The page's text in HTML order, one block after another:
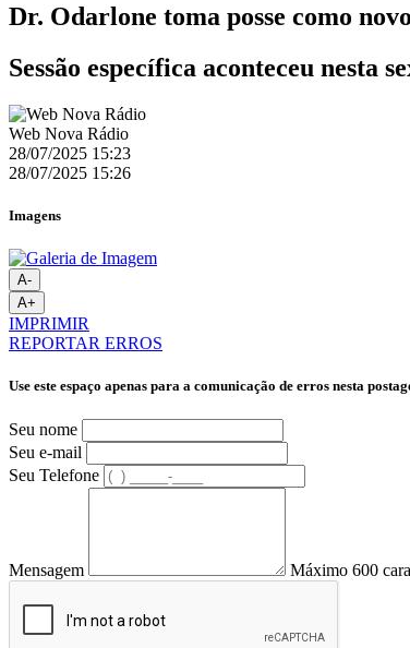
Dr. Odarlone toma posse como
Sessão específica aconteceu nesta
Web Nova Rádio
28/07/2025 15:23
28/07/2025 15:26
Imagens
A-
A+
IMPRIMIR
REPORTAR ERROS
Use este espaço apenas para a comunicação de erros nesta
Seu nome
Seu e-mail
Seu Telefone
Mensagem Máximo 600